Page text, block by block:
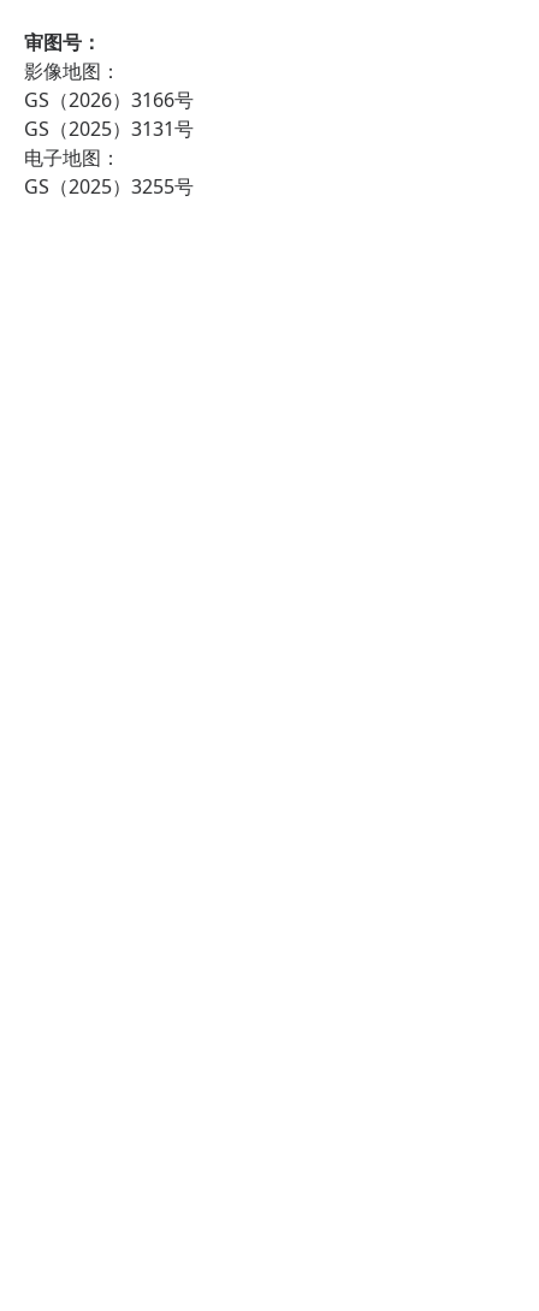
审图号：
影像地图：
GS（2026）3166号
GS（2025）3131号
电子地图：
GS（2025）3255号